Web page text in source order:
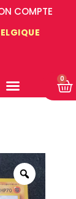
COMPTE
0